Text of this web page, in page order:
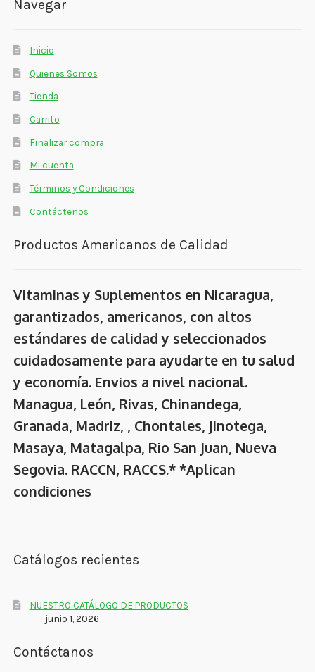
Navegar
Inicio
Quienes Somos
Tienda
Carrito
Finalizar compra
Mi cuenta
Términos y Condiciones
Contáctenos
Productos Americanos de Calidad
Vitaminas y Suplementos en Nicaragua,
garantizados, americanos, con altos
estándares de calidad y seleccionados
cuidadosamente para ayudarte en tu salud
y economía. Envios a nivel nacional.
Managua, León, Rivas, Chinandega,
Granada, Madriz, , Chontales, Jinotega,
Masaya, Matagalpa, Rio San Juan, Nueva
Segovia. RACCN, RACCS.* *Aplican
condiciones
Catálogos recientes
NUESTRO CATÁLOGO DE PRODUCTOS
junio 1, 2026
Contáctanos